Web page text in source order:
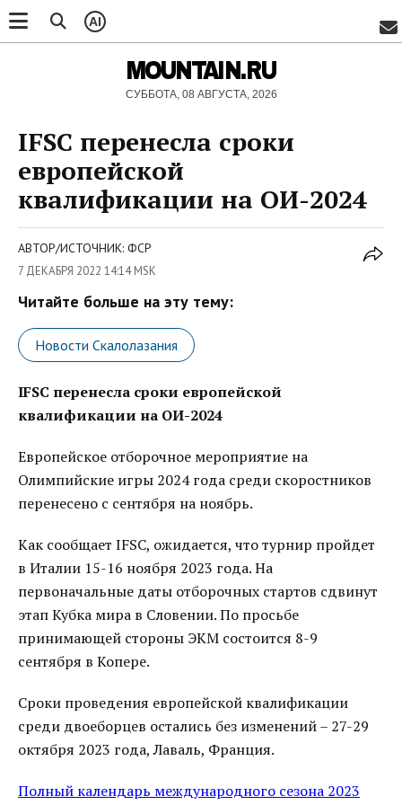
AI
MOUNTAIN.RU
СУББОТА, 08 АВГУСТА, 2026
IFSC перенесла сроки
европейской
квалификации на ОИ-2024
АВТОР/ИСТОЧНИК: ФСР
7 ДЕКАБРЯ 2022 14:14 MSK
Читайте больше на эту тему:
Новости Скалолазания
IFSC перенесла сроки европейской
квалификации на ОИ-2024
Европейское отборочное мероприятие на
Олимпийские игры 2024 года среди скоростников
перенесено с сентября на ноябрь.
Как сообщает IFSC, ожидается, что турнир пройдет
в Италии 15-16 ноября 2023 года. На
первоначальные даты отборочных стартов сдвинут
этап Кубка мира в Словении. По просьбе
принимающей стороны ЭКМ состоится 8-9
сентября в Копере.
Сроки проведения европейской квалификации
среди двоеборцев остались без изменений – 27-29
октября 2023 года, Лаваль, Франция.
Полный календарь международного сезона 2023